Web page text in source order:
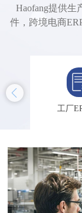
Haofang提供生
件，跨境电商
工厂